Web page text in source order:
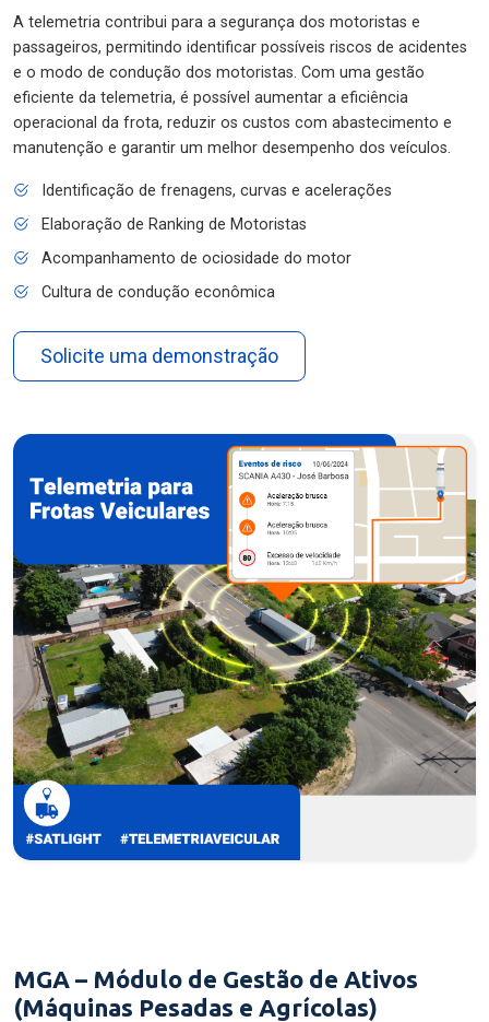
A telemetria contribui para a segurança dos motoristas e
passageiros, permitindo identificar possíveis riscos de acidentes
e o modo de condução dos motoristas. Com uma gestão
eficiente da telemetria, é possível aumentar a eficiência
operacional da frota, reduzir os custos com abastecimento e
manutenção e garantir um melhor desempenho dos veículos.
Identificação de frenagens, curvas e acelerações
Elaboração de Ranking de Motoristas
Acompanhamento de ociosidade do motor
Cultura de condução econômica
Solicite uma demonstração
MGA – Módulo de Gestão de Ativos
(Máquinas Pesadas e Agrícolas)